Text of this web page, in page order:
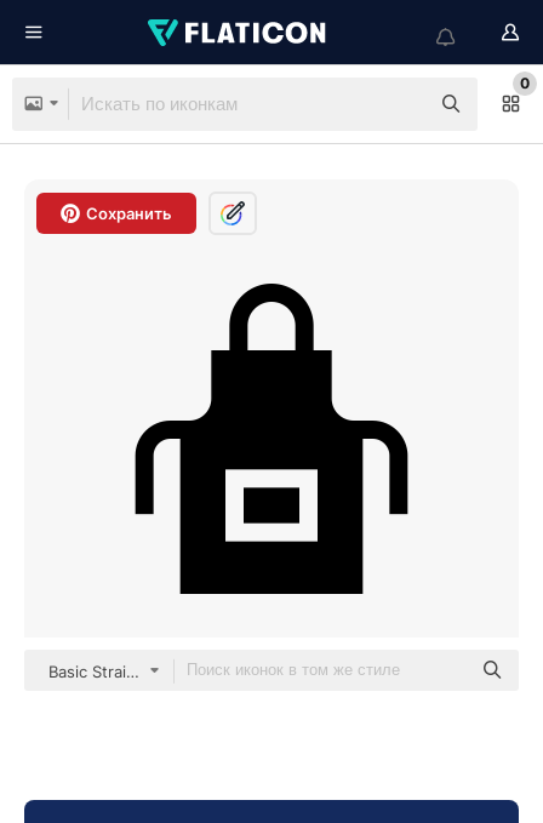
0
Сохранить
Basic Straight Filled